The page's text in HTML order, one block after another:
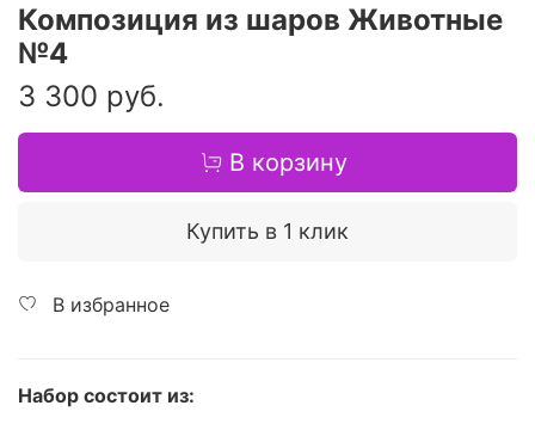
Композиция из шаров Животные
№4
3 300 руб.
В корзину
Купить в 1 клик
В избранное
Набор состоит из: